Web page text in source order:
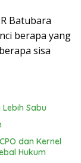
Batubara
berapa yang
sisa
Sabu
dan Kernel
Hukum